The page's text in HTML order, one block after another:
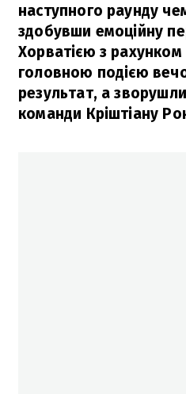
наступного раунду
здобувши емоційну
Хорватією з рахунком
головною подією
результат, а
команди Кріштіану